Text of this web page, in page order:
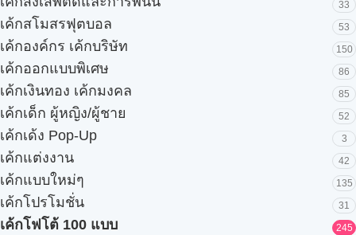
33
เค้กสโมสรฟุตบอล 53
เค้กองค์กร เค้กบริษัท 150
เค้กออกแบบพิเศษ 86
เค้กเงินทอง เค้กมงคล 85
เค้กเด็ก ผู้หญิง/ผู้ชาย 52
เค้กเด้ง Pop-Up 3
เค้กแต่งงาน 42
เค้กแบบใหม่ๆ 135
เค้กโปรโมชั่น 31
เค้กโฟโต้ 100 แบบ 245